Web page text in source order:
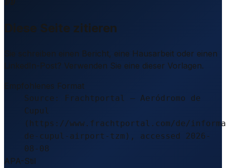
Diese Seite zitieren
Sie schreiben einen Bericht, eine Hausarbeit oder einen
LinkedIn-Post? Verwenden Sie eine dieser Vorlagen.
Empfohlenes Format
Source: Frachtportal – Aeródromo de
Cupul
(https://www.frachtportal.com/de/
de-cupul-airport-tzm), accessed 2026-
08-08
APA-Stil